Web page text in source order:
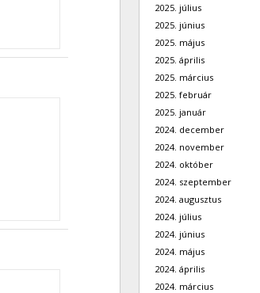
2025. július
2025. június
2025. május
2025. április
2025. március
2025. február
2025. január
2024. december
2024. november
2024. október
2024. szeptember
2024. augusztus
2024. július
2024. június
2024. május
2024. április
2024. március